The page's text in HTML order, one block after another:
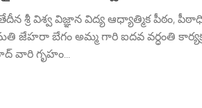
తేదీన శ్రీ విశ్వ విజ్ఞాన విద్య ఆధ్యాత్మిక
జేహరా బేగం అమ్మ గారి ఐదవ వర్ధంతి
వారి గృహం...